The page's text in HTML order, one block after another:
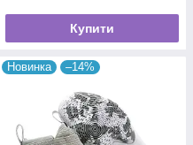
Купити
Новинка –14%